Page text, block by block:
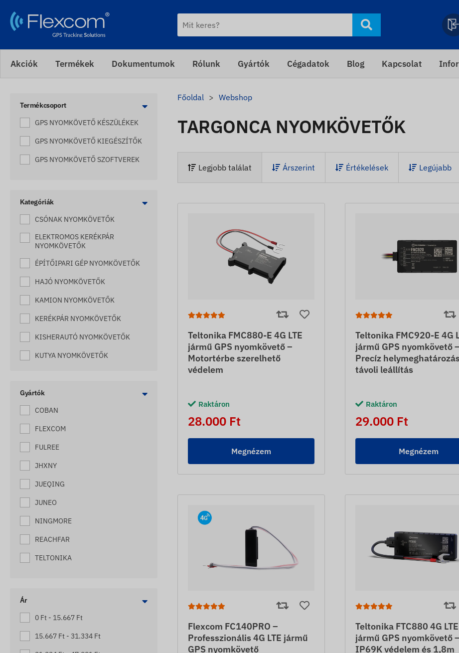
Akciók Termékek Dokumentumok Rólunk Gyártók Cégadatok Blog Kapcsolat
Termékcsoport
GPS NYOMKÖVETŐ KÉSZÜLÉKEK
GPS NYOMKÖVETŐ KIEGÉSZÍTŐK
GPS NYOMKÖVETŐ SZOFTVEREK
Kategóriák
CSÓNAK NYOMKÖVETŐK
ELEKTROMOS KERÉKPÁR
NYOMKÖVETŐK
ÉPÍTŐIPARI GÉP NYOMKÖVETŐK
HAJÓ NYOMKÖVETŐK
KAMION NYOMKÖVETŐK
KERÉKPÁR NYOMKÖVETŐK
KISHERAUTÓ NYOMKÖVETŐK
KUTYA NYOMKÖVETŐK
LÓ NYOMKÖVETŐK
MACSKA NYOMKÖVETŐK
MÉHKAPTÁR NYOMKÖVETŐK
MEZŐGAZDASÁGI NYOMKÖVETŐK
MOTOR NYOMKÖVETŐK
MUNKAGÉP NYOMKÖVETŐK
PÓTKOCSI NYOMKÖVETŐK
RAKLAP NYOMKÖVETŐK
ROLLER NYOMKÖVETŐK
SOS SEGÉLYKÉRŐK NYOMKÖVETŐ
UTÁNFUTÓ NYOMKÖVETŐK
VILLANYPÁSZTOR NYOMKÖVETŐK
Gyártók
COBAN
FLEXCOM
FULREE
JHXNY
JUEQING
JUNEO
NINGMORE
REACHFAR
TELTONIKA
Ár
0 Ft - 15.667 Ft
15.667 Ft - 31.334 Ft
Főoldal Webshop
TARGONCA NYOMKÖVETŐK
Legjobb találat Árszerint Értékelések Legújabb
Teltonika FMC880-E 4G LTE
jármű GPS nyomkövető –
Motortérbe szerelhető
védelem
Raktáron
28.000 Ft
Megnézem
Teltonika FMC920-E 4G
jármű GPS nyomkövető –
Precíz
távoli leállítás
Raktáron
29.000 Ft
Megnézem
Flexcom FC140PRO –
Professzionális 4G LTE jármű
GPS nyomkövető
Teltonika FTC880 4G LTE
jármű GPS nyomkövető –
IP69K védelem és 1,8m